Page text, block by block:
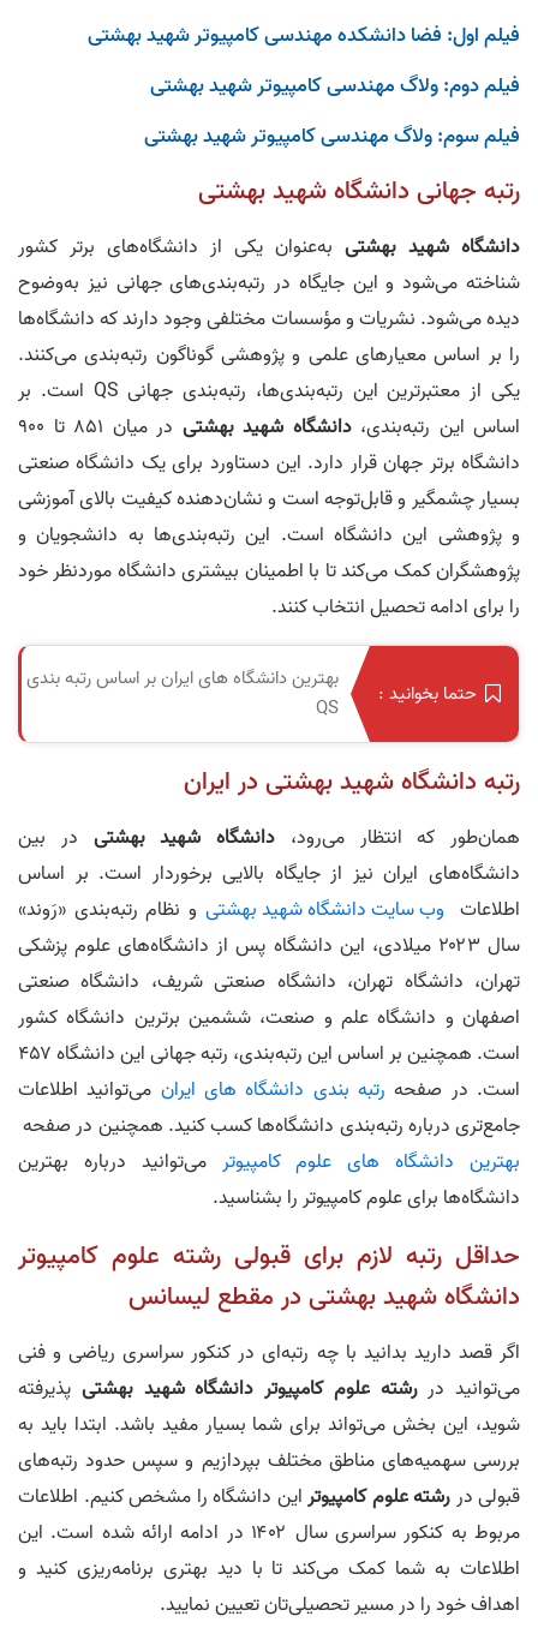
فیلم اول: فضا دانشکده مهندسی کامپیوتر شهید بهشتی
فیلم دوم: ولاگ مهندسی کامپیوتر شهید بهشتی
فیلم سوم: ولاگ مهندسی کامپیوتر شهید بهشتی
رتبه جهانی دانشگاه شهید بهشتی
دانشگاه شهید بهشتی به‌عنوان یکی از دانشگاه‌های برتر کشور
شناخته می‌شود و این جایگاه در رتبه‌بندی‌های جهانی نیز به‌وضوح
دیده می‌شود. نشریات و مؤسسات مختلفی وجود دارند که دانشگاه‌ها
را بر اساس معیارهای علمی و پژوهشی گوناگون رتبه‌بندی می‌کنند.
یکی از معتبرترین این رتبه‌بندی‌ها، رتبه‌بندی جهانی QS است. بر
اساس این رتبه‌بندی، دانشگاه شهید بهشتی
در میان ۸۵۱ تا ۹۰۰
دانشگاه برتر جهان قرار دارد. این دستاورد برای یک دانشگاه صنعتی
بسیار چشمگیر و قابل‌توجه است و نشان‌دهنده کیفیت بالای آموزشی
و پژوهشی این دانشگاه است. این رتبه‌بندی‌ها به دانشجویان و
پژوهشگران کمک می‌کند تا با اطمینان بیشتری دانشگاه موردنظر خود
را برای ادامه تحصیل انتخاب کنند.
حتما بخوانید :
بهترین دانشگاه های ایران بر اساس رتبه بندی
QS
رتبه دانشگاه شهید بهشتی در ایران
همان‌طور که انتظار می‌رود، دانشگاه شهید بهشتی در بین
دانشگاه‌های ایران نیز از جایگاه بالایی برخوردار است. بر اساس
اطلاعات وب‌ سایت دانشگاه شهید بهشتی و نظام رتبه‌بندی «رَوند»
سال ۲۰۲۳ میلادی، این دانشگاه پس از دانشگاه‌های علوم پزشکی
تهران، دانشگاه تهران، دانشگاه صنعتی شریف، دانشگاه صنعتی
اصفهان و دانشگاه علم و صنعت، ششمین برترین دانشگاه کشور
است. همچنین بر اساس این رتبه‌بندی، رتبه جهانی این دانشگاه ۴۵۷
است. در صفحه رتبه بندی دانشگاه های ایران می‌توانید اطلاعات
جامع‌تری درباره رتبه‌بندی دانشگاه‌ها کسب کنید. همچنین در صفحه
بهترین دانشگاه های علوم کامپیوتر می‌توانید درباره بهترین
دانشگاه‌ها برای علوم کامپیوتر را بشناسید.
حداقل رتبه لازم برای قبولی رشته علوم کامپیوتر
دانشگاه شهید بهشتی در مقطع لیسانس
اگر قصد دارید بدانید با چه رتبه‌ای در کنکور سراسری ریاضی و فنی
می‌توانید دررشته علوم کامپیوتر دانشگاه شهید بهشتی پذیرفته
شوید، این بخش می‌تواند برای شما بسیار مفید باشد. ابتدا باید به
بررسی سهمیه‌های مناطق مختلف بپردازیم و سپس حدود رتبه‌های
قبولی دررشته علوم کامپیوتراین دانشگاه را مشخص کنیم. اطلاعات
مربوط به کنکور سراسری سال ۱۴۰۲ در ادامه ارائه شده است. این
اطلاعات به شما کمک می‌کند تا با دید بهتری برنامه‌ریزی کنید و
اهداف خود را در مسیر تحصیلی‌تان تعیین نمایید.